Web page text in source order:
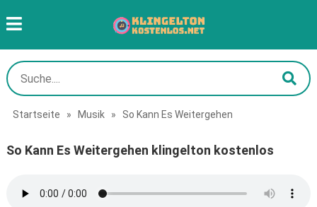
Startseite » Musik » So Kann Es Weitergehen
So Kann Es Weitergehen klingelton kostenlos